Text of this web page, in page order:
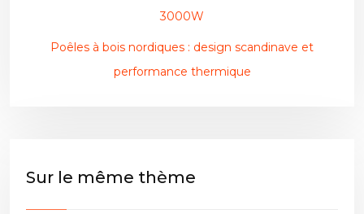
3000W
Poêles à bois nordiques : design scandinave et
performance thermique
Sur le même thème